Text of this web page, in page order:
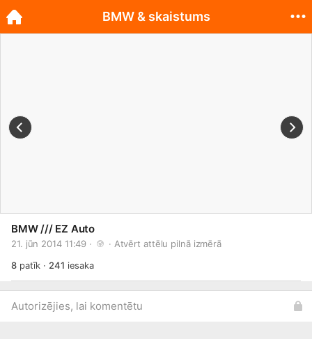
BMW /// EZ Auto
21. jūn 2014 11:49 · · Atvērt attēlu pilnā izmērā
8patīk · 241 iesaka
Autorizējies, lai komentētu
BMW & skaistums